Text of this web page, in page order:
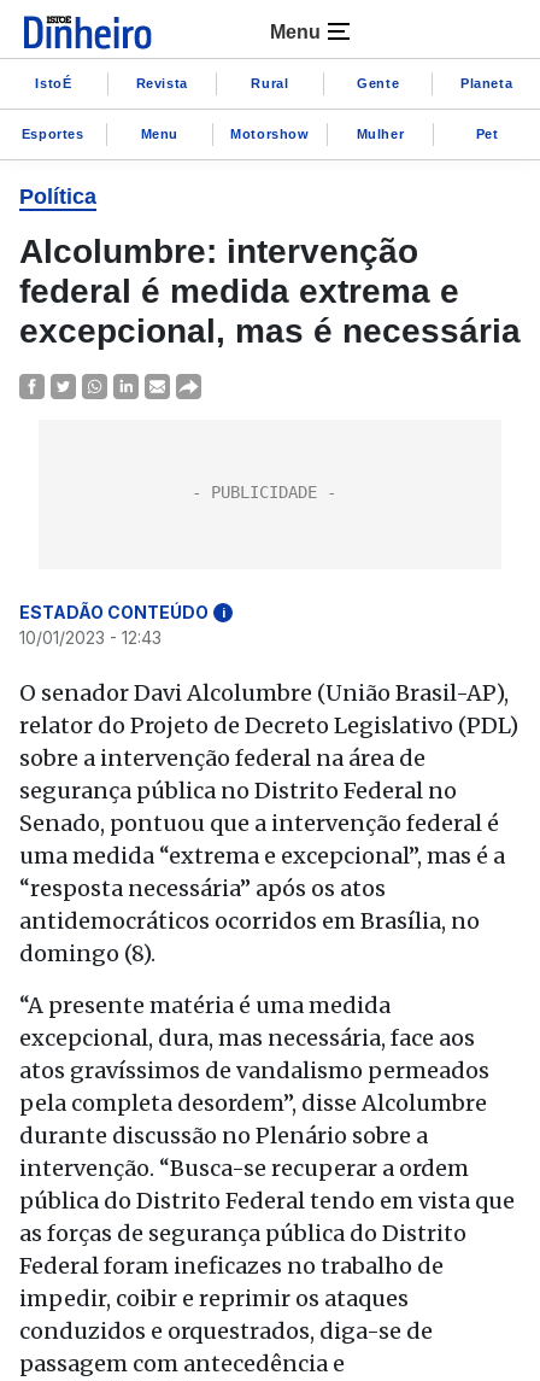
Menu
IstoÉ Revista Rural Gente Planeta
Esportes Menu Motorshow Mulher Pet
Política
Alcolumbre: intervenção
federal é medida extrema e
excepcional, mas é necessária
ESTADÃO CONTEÚDO i
10/01/2023 - 12:43
O senador Davi Alcolumbre (União Brasil-AP),
relator do Projeto de Decreto Legislativo (PDL)
sobre a intervenção federal na área de
segurança pública no Distrito Federal no
Senado, pontuou que a intervenção federal é
uma medida “extrema e excepcional”, mas é a
“resposta necessária” após os atos
antidemocráticos ocorridos em Brasília, no
domingo (8).
“A presente matéria é uma medida
excepcional, dura, mas necessária, face aos
atos gravíssimos de vandalismo permeados
pela completa desordem”, disse Alcolumbre
durante discussão no Plenário sobre a
intervenção. “Busca-se recuperar a ordem
pública do Distrito Federal tendo em vista que
as forças de segurança pública do Distrito
Federal foram ineficazes no trabalho de
impedir, coibir e reprimir os ataques
conduzidos e orquestrados, diga-se de
passagem com antecedência e